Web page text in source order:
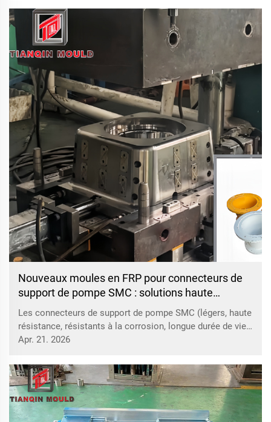
malaisien de la Défense, la DSA est l’événement biennal
le plus important et le plus influent d’Asie dans les
domaines de la défense et de la sécurité intérieure…
Nouveaux moules en FRP pour connecteurs de
support de pompe SMC : solutions haute
résistance et résistantes à la corrosion
Les connecteurs de support de pompe SMC (légers, haute
résistance, résistants à la corrosion, longue durée de vie)
sont largement utilisés dans les pompes à eau et les
personnalisés pour ces produits. Acier à moules de haute
qualité (P20/718H, H13), poli miroir/chro...
Apr. 21. 2026